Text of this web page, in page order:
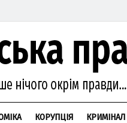
КОРУПЦІЯ КРИМІНАЛ